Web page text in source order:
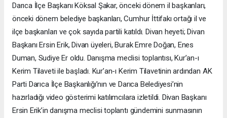
Darıca İlçe Başkanı Köksal Şakar, önceki dönem il başkanları,
önceki dönem belediye başkanları, Cumhur İttifakı ortağı il ve
ilçe başkanları ve çok sayıda partili katıldı. Divan heyeti; Divan
Başkanı Ersin Erik, Divan üyeleri, Burak Emre Doğan, Enes
Duman, Sudiye Er oldu. Danışma meclisi toplantısı, Kur’an-ı
Kerim Tilaveti ile başladı. Kur’an-ı Kerim Tilavetinin ardından AK
Parti Darıca İlçe Başkanlığı’nın ve Darıca Belediyesi’nin
hazırladığı video gösterimi katılımcılara izletildi. Divan Başkanı
Ersin Erik’in danışma meclisi toplantı gündemini sunmasının